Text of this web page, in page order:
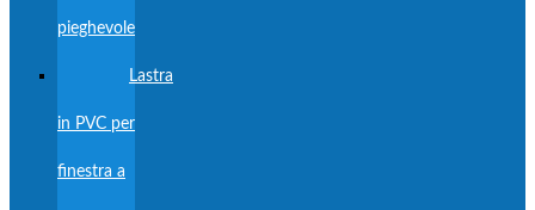
pieghevole
Lastra
in PVC per
finestra a